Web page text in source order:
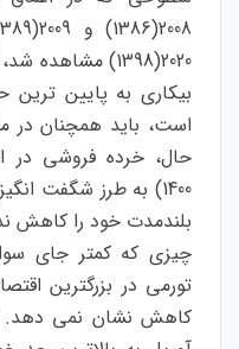
2020(1398)
است، باید همچنان در
حال، خرده فروشی در
1400) به طرز شگفت
بلندمدت خود را کاهش
چیزی که کمتر جای
تورمی در بزرگترین
کاهش نشان نمی دهد.